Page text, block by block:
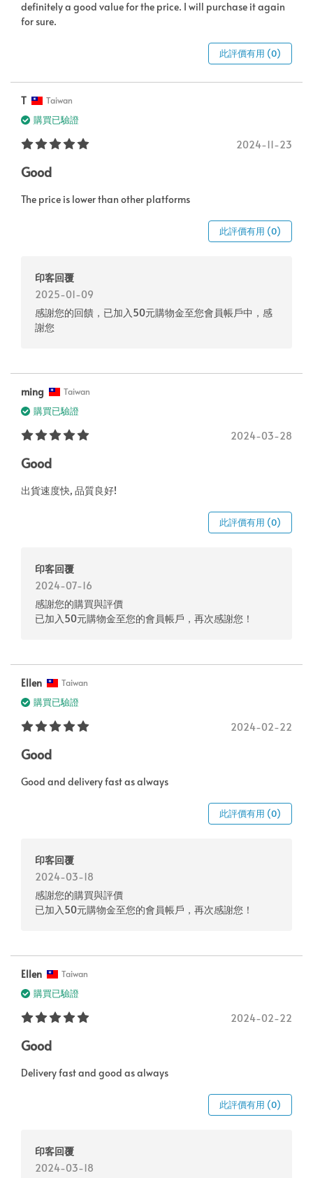
definitely a good value for the price. I will purchase it again
for sure.
此評價有用 (0)
T Taiwan
購買已驗證
2024-11-23
Good
The price is lower than other platforms
此評價有用 (0)
印客回覆
2025-01-09
感謝您的回饋，已加入50元購物金至您會員帳戶中，感
謝您
ming Taiwan
購買已驗證
2024-03-28
Good
出貨速度快, 品質良好!
此評價有用 (0)
印客回覆
2024-07-16
感謝您的購買與評價
已加入50元購物金至您的會員帳戶，再次感謝您！
Ellen Taiwan
購買已驗證
2024-02-22
Good
Good and delivery fast as always
此評價有用 (0)
印客回覆
2024-03-18
感謝您的購買與評價
已加入50元購物金至您的會員帳戶，再次感謝您！
Ellen Taiwan
購買已驗證
2024-02-22
Good
Delivery fast and good as always
此評價有用 (0)
印客回覆
2024-03-18